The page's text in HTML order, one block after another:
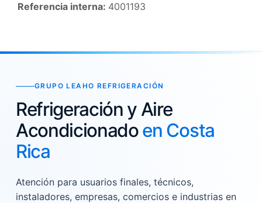
Referencia interna: 4001193
GRUPO LEAHO REFRIGERACIÓN
Refrigeración y Aire
Acondicionadoen Costa
Rica
Atención para usuarios finales, técnicos,
instaladores, empresas, comercios e industrias en